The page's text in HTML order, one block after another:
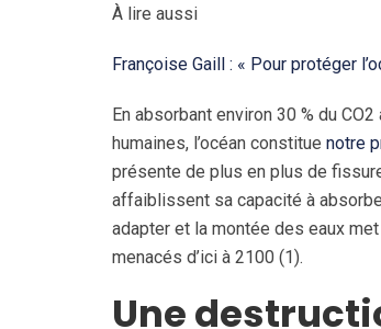
À lire aussi
Françoise Gaill : « Pour protéger
En absorbant environ 30 % du
humaines, l’océan constitue notre
présente de plus en plus de
affaiblissent sa capacité à
adapter et la montée des eaux
menacés d’ici à 2100 (1).
Une